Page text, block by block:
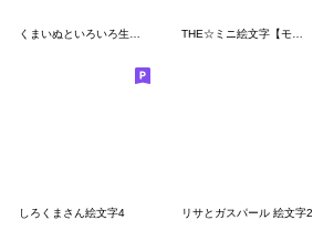
くまいぬといろいろ生き物絵文字 THE☆ミニ絵文字【モノクロ×パステル】
しろくまさん絵文字4 リサとガスパール 絵文字2